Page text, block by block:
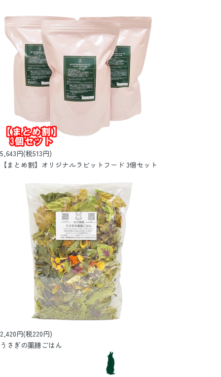
5,643円(税513円)
【まとめ割】オリジナルラビットフード 3個セット
2,420円(税220円)
うさぎの薬膳ごはん